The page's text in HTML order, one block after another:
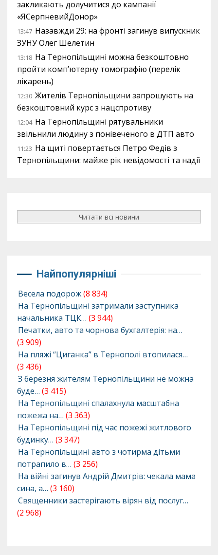
закликають долучитися до кампанії
«ЯСерпневийДонор»
13:47 Назавжди 29: на фронті загинув випускник
ЗУНУ Олег Шелетин
13:18 На Тернопільщині можна безкоштовно
пройти комп’ютерну томографію (перелік
лікарень)
12:30 Жителів Тернопільщини запрошують на
безкоштовний курс з нацспротиву
12:04 На Тернопільщині рятувальники
звільнили людину з понівеченого в ДТП авто
11:23 На щиті повертається Петро Федів з
Тернопільщини: майже рік невідомості та надії
Читати всі новини
Найпопулярніші
Весела подорож(8 834)
На Тернопільщині затримали заступника
начальника ТЦК… (3 944)
Печатки, авто та чорнова бухгалтерія: на…
(3 909)
На пляжі “Циганка” в Тернополі втопилася…
(3 436)
З березня жителям Тернопільщини не можна
буде… (3 415)
На Тернопільщині спалахнула масштабна
пожежа на… (3 363)
На Тернопільщині під час пожежі житлового
будинку… (3 347)
На Тернопільщині авто з чотирма дітьми
потрапило в… (3 256)
На війні загинув Андрій Дмитрів: чекала мама
сина, а… (3 160)
Священники застерігають вірян від послуг…
(2 968)